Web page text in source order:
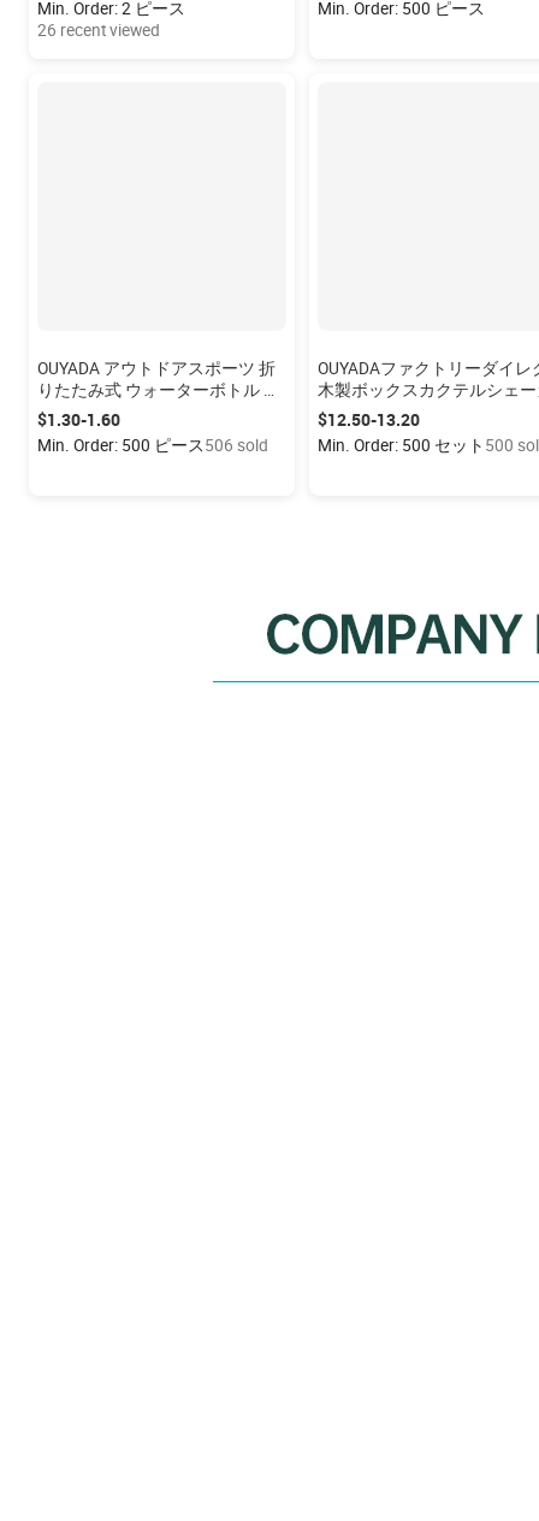
カー密封
Min. Order: 2 ピース
26 recent viewed
Min. Order: 500 ピース
OUYADA アウトドアスポーツ 折
りたたみ式 ウォーターボトル 再
利用可能 BPAフリー シリコン製
携帯ボトル 旅行 ジム キャンプ
ハイキング用
$1.30-1.60
Min. Order: 500 ピース506 sold
OUYADAファクトリーダイレ
木製ボックスカクテルシェ
ーバーツールセットメーカ
ベルティステンレス鋼カク
製造バーウェア
$12.50-13.20
Min. Order: 500 セット 500